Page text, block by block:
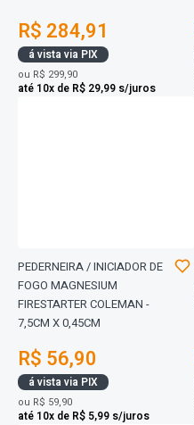
R$ 284,91
á vista via PIX
ou R$ 299,90
até 10x de R$ 29,99 s/juros
PEDERNEIRA / INICIADOR DE
FOGO MAGNESIUM
FIRESTARTER COLEMAN -
7,5CM X 0,45CM
R$ 56,90
á vista via PIX
ou R$ 59,90
até 10x de R$ 5,99 s/juros